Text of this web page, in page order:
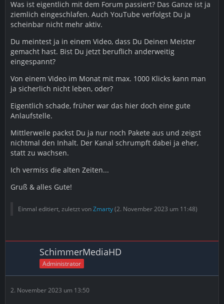
Was ist eigentlich mit dem Forum passiert? Das Ganze ist ja
ziemlich eingeschlafen. Auch YouTube verfolgst Du ja
scheinbar nicht mehr aktiv.
Du meintest ja in einem Video, dass Du Deinen Meister
gemacht hast. Bist Du jetzt beruflich anderweitig
eingespannt?
Von einem Video im Monat mit max. 1000 Klicks kann man
ja sicherlich nicht leben, oder?
Eigentlich schade, früher war das hier doch eine gute
Anlaufstelle.
Mittlerweile packst Du ja nur noch Pakete aus und zeigst
nichtmal den Inhalt. Der Kanal schrumpft dabei ja eher,
statt zu wachsen.
Ich vermiss die alten Zeiten...
Gruß & alles Gute!
Einmal editiert, zuletzt vonZmarty(2. November 2023 um 11:48)
SchimmerMediaHD
Administrator
2. November 2023 um 13:50